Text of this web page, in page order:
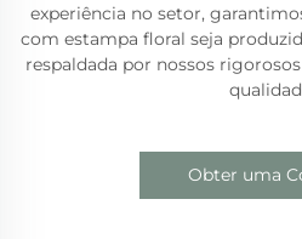
experiência no setor,
com estampa floral seja
respaldada por nossos
Obter uma